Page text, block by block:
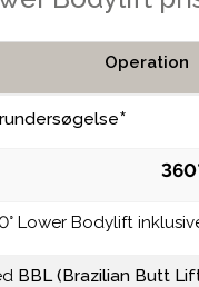
Operation
*
Lower Bodylift
BBL (Brazilian Butt